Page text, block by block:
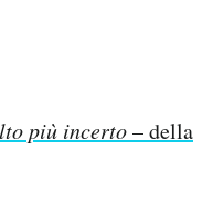
più incerto– della